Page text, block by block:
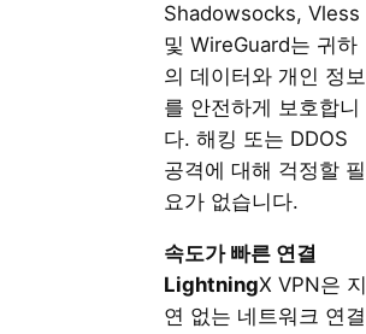
Shadowsocks, Vless
및 WireGuard는 귀하
의 데이터와 개인 정보
를 안전하게 보호합니
다. 해킹 또는 DDOS
공격에 대해 걱정할 필
요가 없습니다.
속도가 빠른 연결
LightningX VPN은 지
연 없는 네트워크 연결